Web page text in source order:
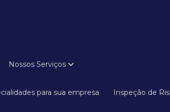
Nossos Serviços
para sua empresa Inspeção de